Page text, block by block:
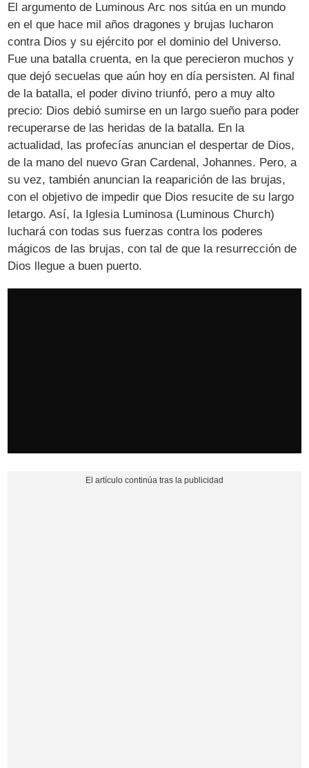
El argumento de Luminous Arc nos sitúa en un mundo
en el que hace mil años dragones y brujas lucharon
contra Dios y su ejército por el dominio del Universo.
Fue una batalla cruenta, en la que perecieron muchos y
que dejó secuelas que aún hoy en día persisten. Al final
de la batalla, el poder divino triunfó, pero a muy alto
precio: Dios debió sumirse en un largo sueño para poder
recuperarse de las heridas de la batalla. En la
actualidad, las profecías anuncian el despertar de Dios,
de la mano del nuevo Gran Cardenal, Johannes. Pero, a
su vez, también anuncian la reaparición de las brujas,
con el objetivo de impedir que Dios resucite de su largo
letargo. Así, la Iglesia Luminosa (Luminous Church)
luchará con todas sus fuerzas contra los poderes
mágicos de las brujas, con tal de que la resurrección de
Dios llegue a buen puerto.